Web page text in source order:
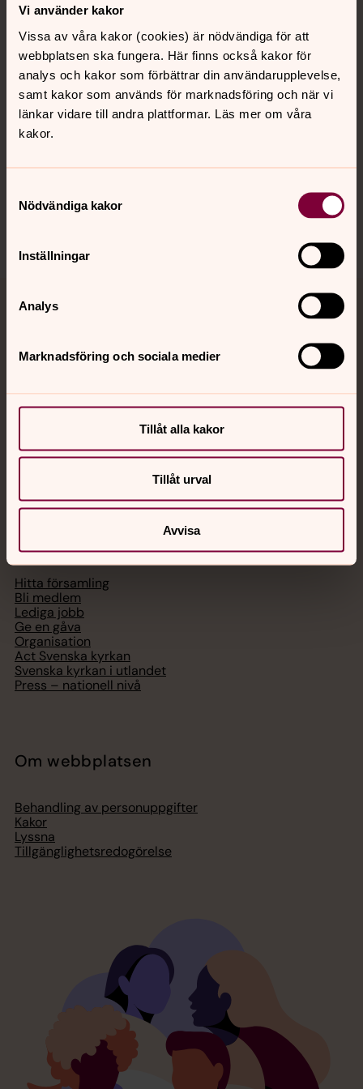
Vi använder kakor
Vissa av våra kakor (cookies) är nödvändiga för att
webbplatsen ska fungera. Här finns också kakor för
analys och kakor som förbättrar din användarupplevelse,
samt kakor som används för marknadsföring och när vi
länkar vidare till andra plattformar. Läs mer om våra
kakor.
Nödvändiga kakor
Inställningar
Analys
Marknadsföring och sociala medier
Tillåt alla kakor
Tillåt urval
Avvisa
Kontakt
Kalender
Hitta snabbt
Jourhavande präst
Akut samtals- och krisstöd. Prata eller chatta anonymt
Telefon 112
Hitta församling
Bli medlem
Lediga jobb
Ge en gåva
Organisation
Act Svenska kyrkan
Svenska kyrkan i utlandet
Press – nationell nivå
Om webbplatsen
Behandling av personuppgifter
Kakor
Lyssna
Tillgänglighetsredogörelse